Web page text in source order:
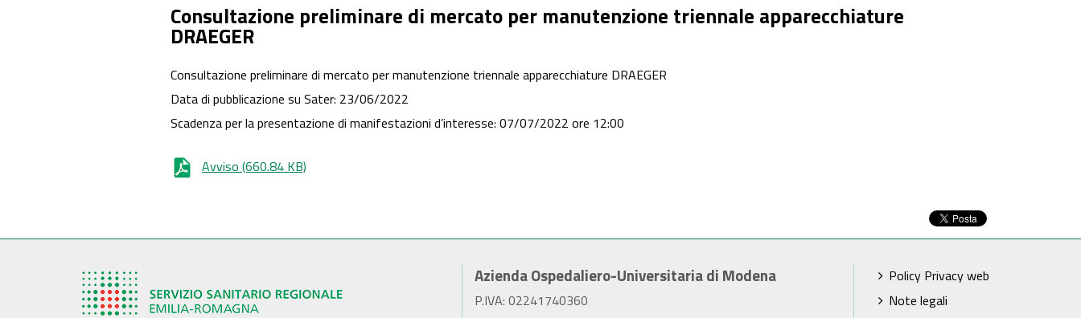
Consultazione preliminare di mercato per manutenzione triennale apparecchiature
DRAEGER
Consultazione preliminare di mercato per manutenzione triennale apparecchiature DRAEGER
Data di pubblicazione su Sater: 23/06/2022
Scadenza per la presentazione di manifestazioni d’interesse: 07/07/2022 ore 12:00
Avviso (660.84 KB)
Azienda Ospedaliero-Universitaria di Modena
P.IVA: 02241740360
Policy Privacy web
Note legali